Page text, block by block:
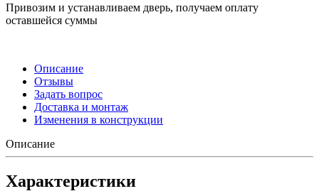
Привозим и устанавливаем дверь, получаем оплату
оставшейся суммы
Описание
Отзывы
Задать вопрос
Доставка и монтаж
Изменения в конструкции
Описание
Характеристики